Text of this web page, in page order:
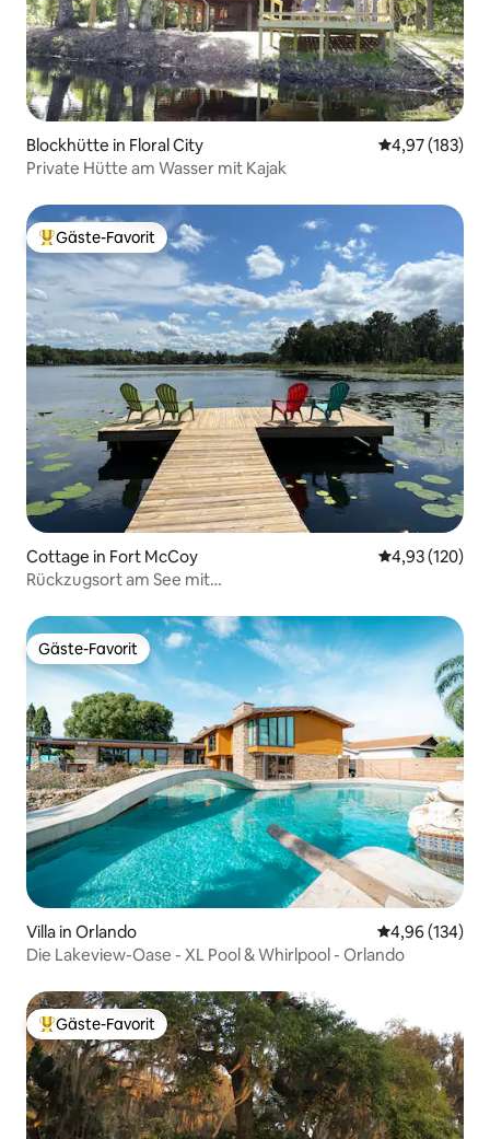
Blockhütte in Floral City
4,97 (183)
Private Hütte am Wasser mit Kajak
Beliebter Gäste-Favorit.
Gäste-Favorit
Cottage in Fort McCoy
4,93 (120)
Rückzugsort am See mit
Gäste-Favorit
Gäste-Favorit
Villa in Orlando
4,96 (134)
Die Lakeview-Oase - XL Pool & Whirlpool - Orlando
Beliebter Gäste-Favorit.
Gäste-Favorit